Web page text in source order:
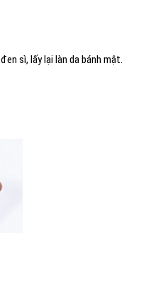
sì, lấy lại làn da bánh mật.